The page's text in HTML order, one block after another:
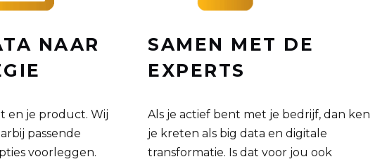
NAAR
en je product. Wij
passende
voorleggen.
SAMEN MET DE
EXPERTS
Als je actief bent met je bedrijf, dan ken
je kreten als big data en digitale
transformatie. Is dat voor jou ook